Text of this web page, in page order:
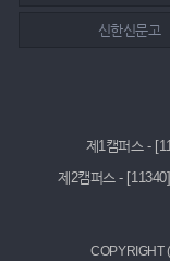
신한신문고
제1캠퍼스 -
제2캠퍼스 -
COPYRIGHT